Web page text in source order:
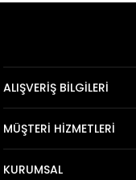
ALIŞVERİŞ BİLGİLERİ
MÜŞTERİ HİZMETLERİ
KURUMSAL